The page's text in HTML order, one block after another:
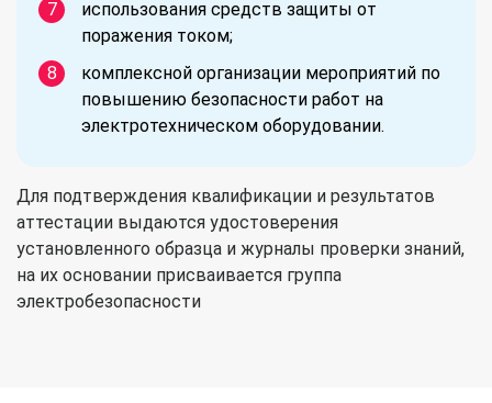
использования средств защиты от
поражения током;
комплексной организации мероприятий по
повышению безопасности работ на
электротехническом оборудовании.
Для подтверждения квалификации и результатов
аттестации выдаются удостоверения
установленного образца и журналы проверки знаний,
на их основании присваивается группа
электробезопасности